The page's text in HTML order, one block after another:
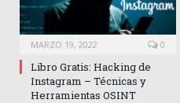
MARZO 19, 2022 0
Libro Gratis: Hacking de
Instagram – Técnicas y
Herramientas OSINT